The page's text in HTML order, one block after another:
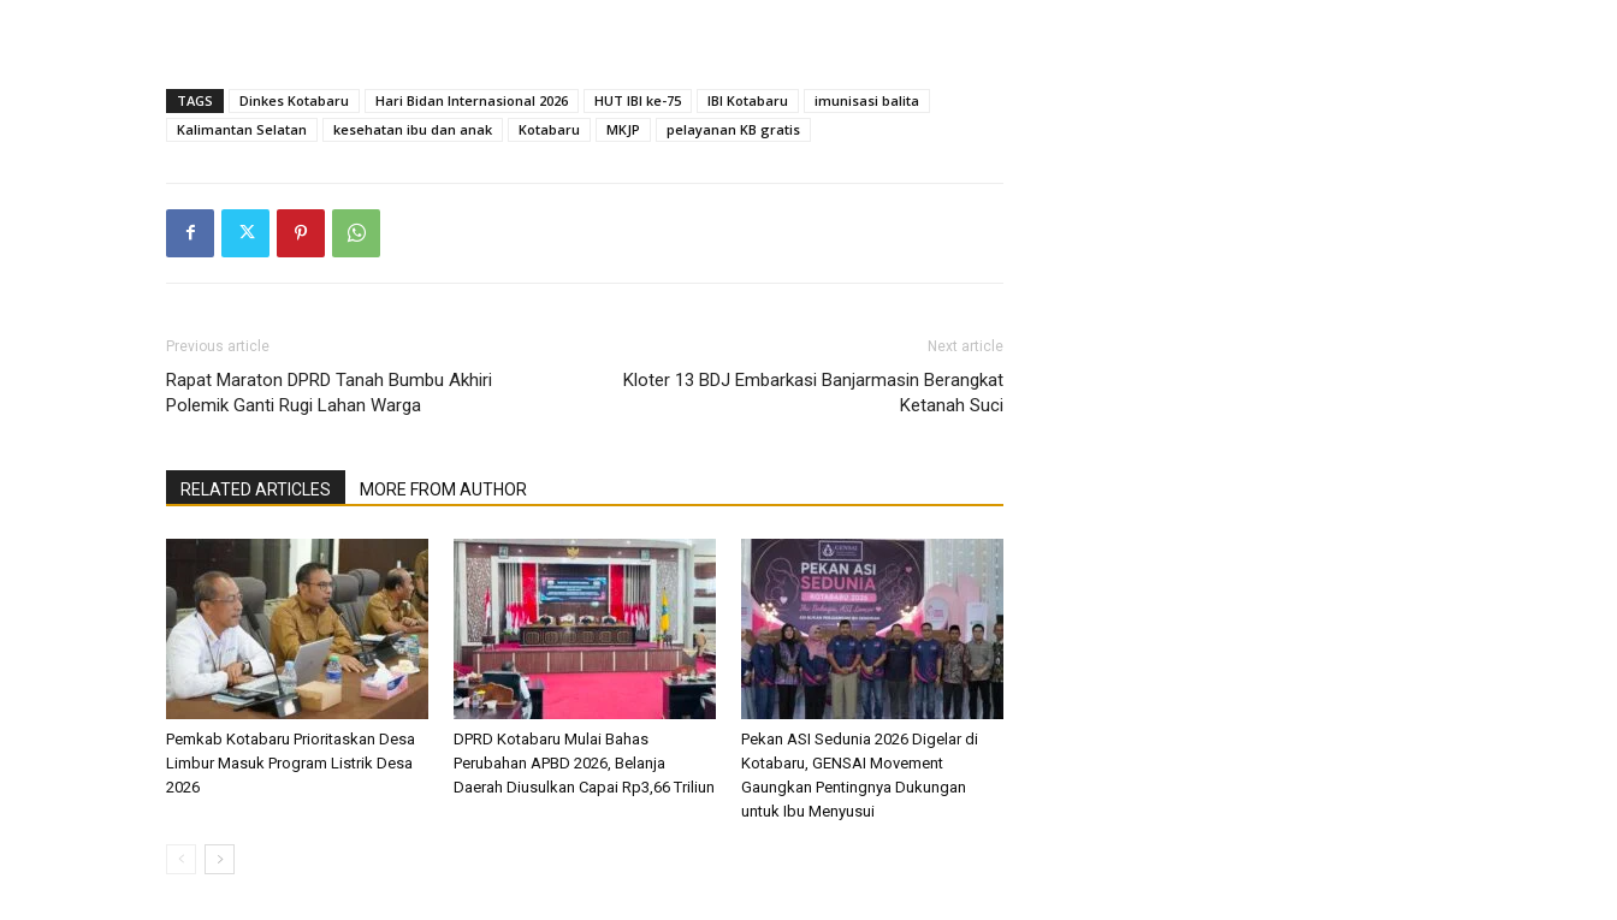
TAGS Dinkes Kotabaru Hari Bidan Internasional 2026 HUT IBI ke-75 IBI Kotabaru
imunisasi balita
Kalimantan Selatan
kesehatan ibu dan anak Kotabaru MKJP pelayanan KB gratis
Previous article
Rapat Maraton DPRD Tanah Bumbu Akhiri
Polemik Ganti Rugi Lahan Warga
Next article
Kloter 13 BDJ Embarkasi Banjarmasin Berangkat
Ketanah Suci
RELATED ARTICLES MORE FROM AUTHOR
Pemkab Kotabaru Prioritaskan Desa
Limbur Masuk Program Listrik Desa
2026
DPRD Kotabaru Mulai Bahas
Perubahan APBD 2026, Belanja
Daerah Diusulkan Capai Rp3,66 Triliun
Pekan ASI Sedunia 2026 Digelar di
Kotabaru, GENSAI Movement
Gaungkan Pentingnya Dukungan
untuk Ibu Menyusui